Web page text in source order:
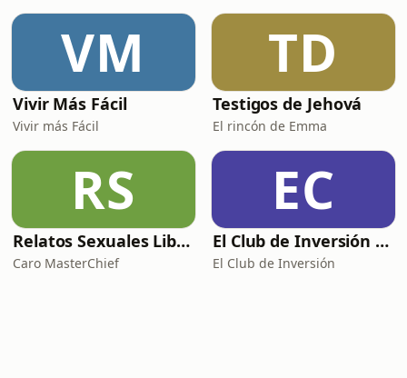
VM
Vivir Más Fácil
Vivir más Fácil
TD
Testigos de Jehová
El rincón de Emma
RS
Relatos Sexuales Liberales
Caro MasterChief
EC
El Club de Inversión podcast
El Club de Inversión